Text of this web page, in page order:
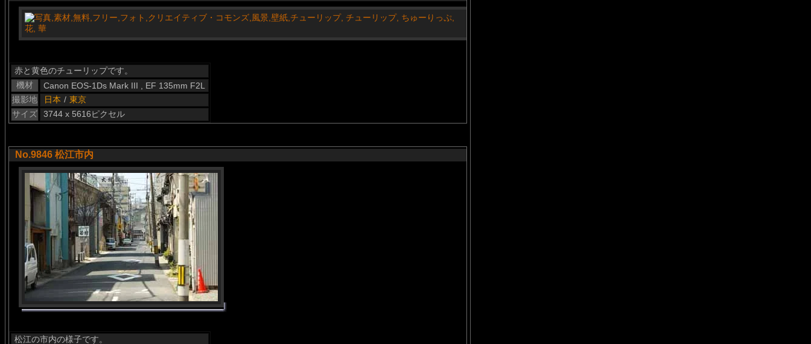
赤と黄色のチューリップです。
機材
Canon EOS-1Ds Mark III , EF 135mm F2L
撮影地
日本 / 東京
サイズ
3744 x 5616ピクセル
No.9846 松江市内
松江の市内の様子です。